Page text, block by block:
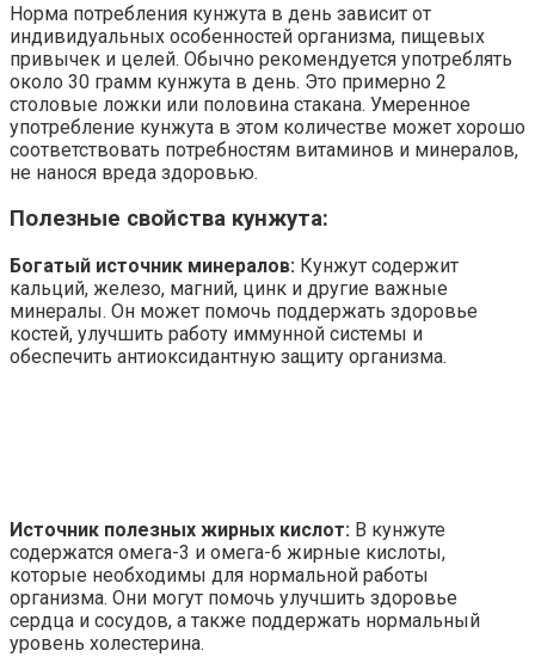
Норма потребления кунжута в день зависит от
индивидуальных особенностей организма, пищевых
привычек и целей. Обычно рекомендуется употреблять
около 30 грамм кунжута в день. Это примерно 2
столовые ложки или половина стакана. Умеренное
употребление кунжута в этом количестве может хорошо
соответствовать потребностям витаминов и минералов,
не нанося вреда здоровью.
Полезные свойства кунжута:
Богатый источник минералов: Кунжут содержит
кальций, железо, магний, цинк и другие важные
минералы. Он может помочь поддержать здоровье
костей, улучшить работу иммунной системы и
обеспечить антиоксидантную защиту организма.
Источник полезных жирных кислот: В кунжуте
содержатся омега-3 и омега-6 жирные кислоты,
которые необходимы для нормальной работы
организма. Они могут помочь улучшить здоровье
сердца и сосудов, а также поддержать нормальный
уровень холестерина.